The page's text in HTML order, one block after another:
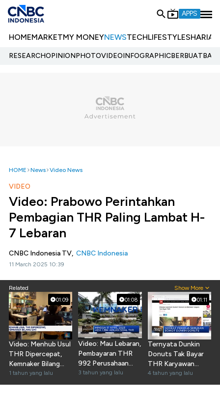
APPS
HOMEMARKETMY MONEYNEWSTECHLIFESTYLESHARIA
RESEARCHOPINIONPHOTOVIDEOINFOGRAPHIC
HOME News Video News
VIDEO
Video: Prabowo Perintahkan
Pembagian THR Paling Lambat H-
7 Lebaran
CNBC Indonesia TV, CNBC Indonesia
11 March 2025 10:39
Related Show More
01:09
Video: Menhub Usul
THR Dipercepat,
Kemnaker Bilang
Gini
1 tahun yang lalu
01:08
Video: Mau Lebaran,
Pembayaran THR
992 Perusahaan
Bermasalah!
3 tahun yang lalu
01:11
Ternyata Dunkin
Donuts Tak Bayar
THR Karyawan
Selama 2 Tahun
4 tahun yang lalu